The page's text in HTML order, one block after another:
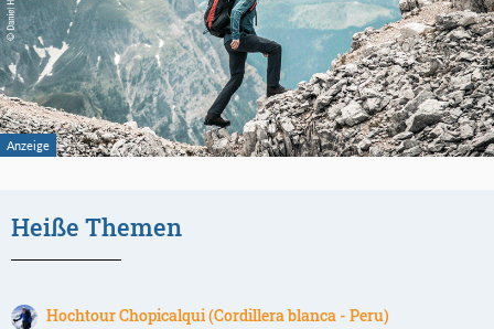
Heiße Themen
Hochtour Chopicalqui (Cordillera blanca - Peru)